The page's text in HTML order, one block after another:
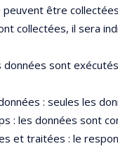
être
collectées, il sera
sont
: seules les
: les données sont
et traitées : le